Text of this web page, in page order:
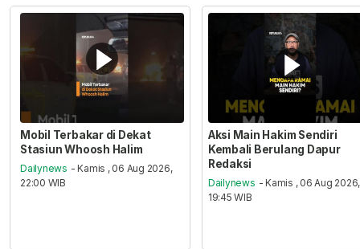
Mobil Terbakar di Dekat
Stasiun Whoosh Halim
Dailynews - Kamis , 06 Aug 2026,
22:00 WIB
Aksi Main Hakim Sendiri
Kembali Berulang Dapur
Redaksi
Dailynews - Kamis , 06 Aug 2026,
19:45 WIB